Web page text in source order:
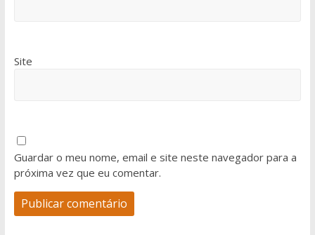
Site
Guardar o meu nome, email e site neste navegador para a
próxima vez que eu comentar.